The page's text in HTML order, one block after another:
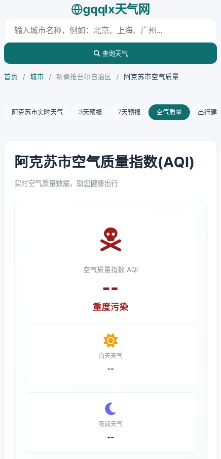
gqqlx天气网
查询天气
首页 / 城市 / 新疆维吾尔自治区 / 阿克苏市空气质量
阿克苏市实时天气 3天预报 7天预报 空气质量 出行建
阿克苏市空气质量指数(AQI)
实时空气质量数据，助您健康出行
空气质量指数 AQI
--
重度污染
白天天气
--
夜间天气
--